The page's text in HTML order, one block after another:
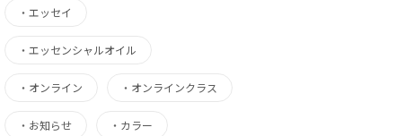
・ エッセイ
・ エッセンシャルオイル
・ オンライン ・ オンラインクラス
・ お知らせ ・ カラー